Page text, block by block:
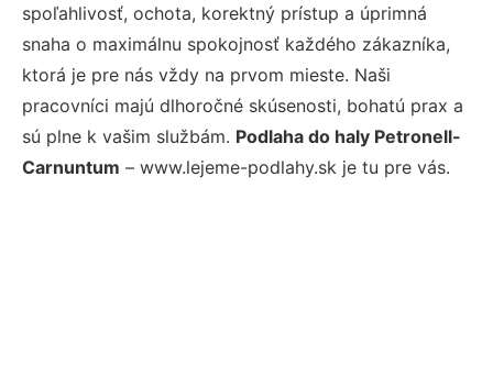
spoľahlivosť, ochota, korektný prístup a úprimná
snaha o maximálnu spokojnosť každého zákazníka,
ktorá je pre nás vždy na prvom mieste. Naši
pracovníci majú dlhoročné skúsenosti, bohatú prax a
sú plne k vašim službám. Podlaha do haly Petronell-
Carnuntum – www.lejeme-podlahy.sk je tu pre vás.